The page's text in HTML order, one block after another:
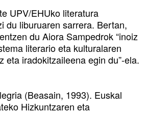
UPV/EHUko literatura
du liburuaren sarrera. Bertan,
du Aiora Sampedrok “inoiz
literario eta kulturalaren
eta iradokitzaileena egin du”-ela.
(Beasain, 1993). Euskal
Hizkuntzaren eta